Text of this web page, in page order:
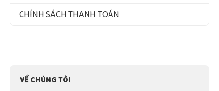
CHÍNH SÁCH THANH TOÁN
VỀ CHÚNG TÔI